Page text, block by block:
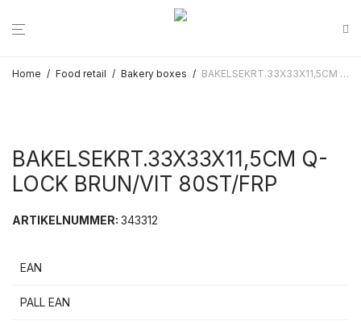
Home / Food retail / Bakery boxes / BAKELSEKRT.33X33X11,5CM Q-LOCK BRUN/VIT 80ST/FRP
BAKELSEKRT.33X33X11,5CM Q-
LOCK BRUN/VIT 80ST/FRP
ARTIKELNUMMER: 343312
EAN
PALL EAN